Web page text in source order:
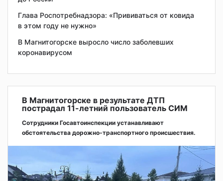
Глава Роспотребнадзора: «Прививаться от ковида
в этом году не нужно»
В Магнитогорске выросло число заболевших
коронавирусом
В Магнитогорске в результате ДТП
пострадал 11-летний пользователь СИМ
Сотрудники Госавтоинспекции устанавливают
обстоятельства дорожно-транспортного происшествия.